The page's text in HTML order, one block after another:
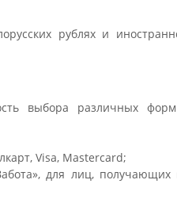
рублях и
выбора различных
Visa, Mastercard;
для лиц,